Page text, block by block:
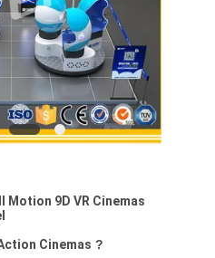
Motion 9D VR Cinemas
Cinemas ?